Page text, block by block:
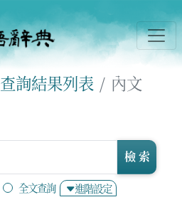
查詢結果列表 內文
全文查詢 進階設定
檢 索